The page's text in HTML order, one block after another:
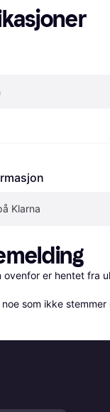
Klarna
ovenfor er hentet fra
som ikke